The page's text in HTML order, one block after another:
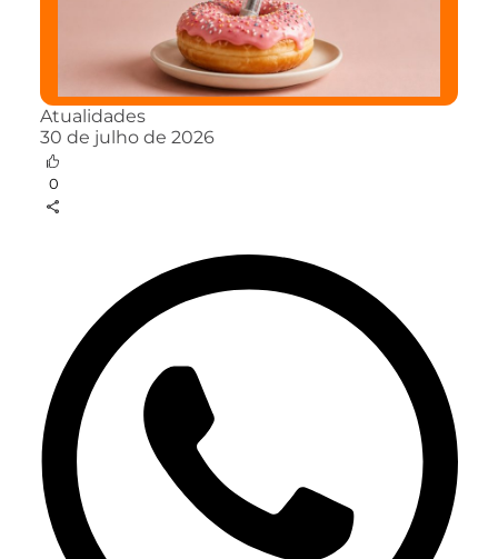
Atualidades
30 de julho de 2026
0